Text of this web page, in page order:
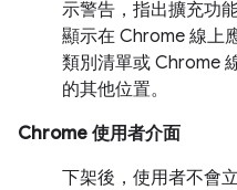
示警告，指出擴充功
顯示在 Chrome 線上
類別清單或 Chrome
的其他位置。
Chrome 使用者介面
下架後，使用者不會